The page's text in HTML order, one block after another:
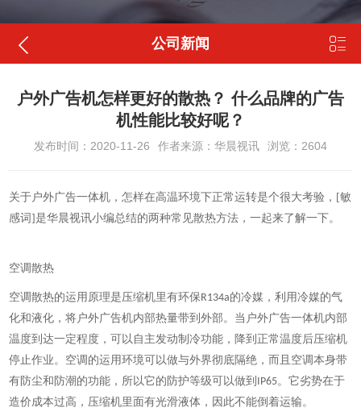
 公司新闻 
户外广告机怎样更好的散热？ 什么品牌的广告
机性能比较好呢？
发布时间：2020-11-26 作者来源：华晨视讯 浏览：2604
关于户外广告一体机，怎样在高温环境下正常运转是个很大考验 ， [敏
感词]是华晨视讯小编总结的两种常见散热方法，一起来了解一下。
空调散热
空调散热的运用原理是压缩机里有环保R134a的冷媒，利用冷媒的气
化和液化，将户外广告机内部热量带到外部。当户外广告一体机内部
温度到达一定程度，可以自主发动制冷功能，降到正常温度后压缩机
停止作业。空调的运用环境可以做与外界彻底隔绝，而且空调本身带
有防尘和防潮的功能，所以它的防护等级可以做到 IP65。它劣势在于
造价成本过高，压缩机里面有光滑液体，因此不能倒着运输。